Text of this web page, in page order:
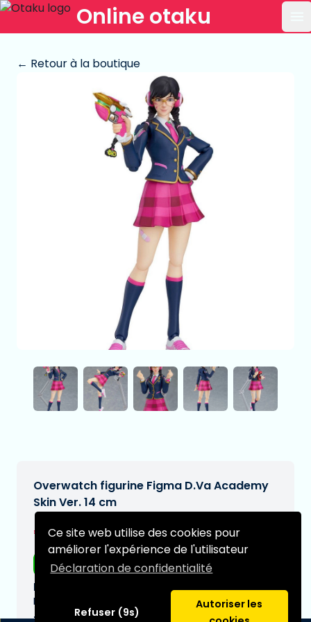
Ce site web utilise des cookies pour
améliorer l'expérience de l'utilisateur
Déclaration de confidentialité
Refuser (9s)
Autoriser les
Online otaku
← Retour à la boutique
Overwatch figurine Figma D.Va Academy
Skin Ver. 14 cm
€134,97[Sous réserve de modifications]
Livraison gratuite
Date de livraison prévue:
N/A